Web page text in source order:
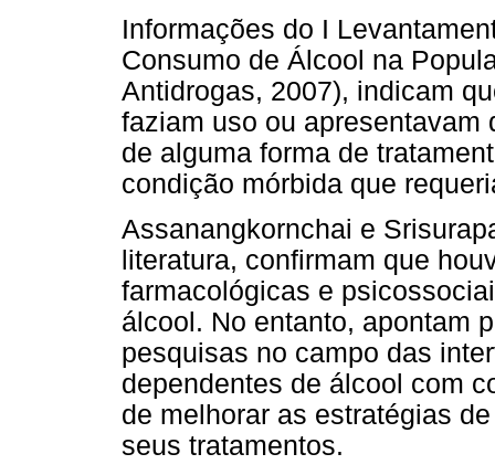
Informações do I
Consumo de Álcool na
Antidrogas, 2007), indicam
faziam uso ou
de alguma forma de
condição mórbida que
Assanangkornchai e
literatura, confirmam que
farmacológicas e
álcool. No entanto, apontam
pesquisas no campo das
dependentes de álcool com
de melhorar as estratégias
seus tratamentos.